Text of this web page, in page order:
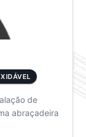
de
abraçadeira